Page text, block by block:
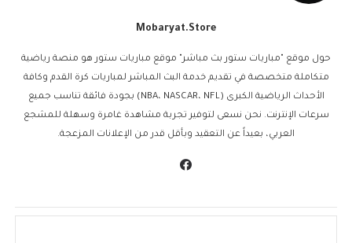
Mobaryat.store
حول موقع "مباريات ستور بث مباشر" موقع مباريات ستور هو منصة رياضية
متكاملة متخصصة في تقديم خدمة البث المباشر لمباريات كرة القدم وكافة
الأحداث الرياضية الكبرى (NBA، NASCAR، NFL) بجودة فائقة تناسب جميع
سرعات الإنترنت. نحن نسعى لتوفير تجربة مشاهدة غامرة وسهلة للمشجع
العربي، بعيداً عن التعقيد وبأقل قدر من الإعلانات المزعجة.